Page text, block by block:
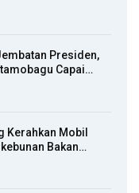
Presiden,
Capai…
Kerahkan Mobil
Bakan…